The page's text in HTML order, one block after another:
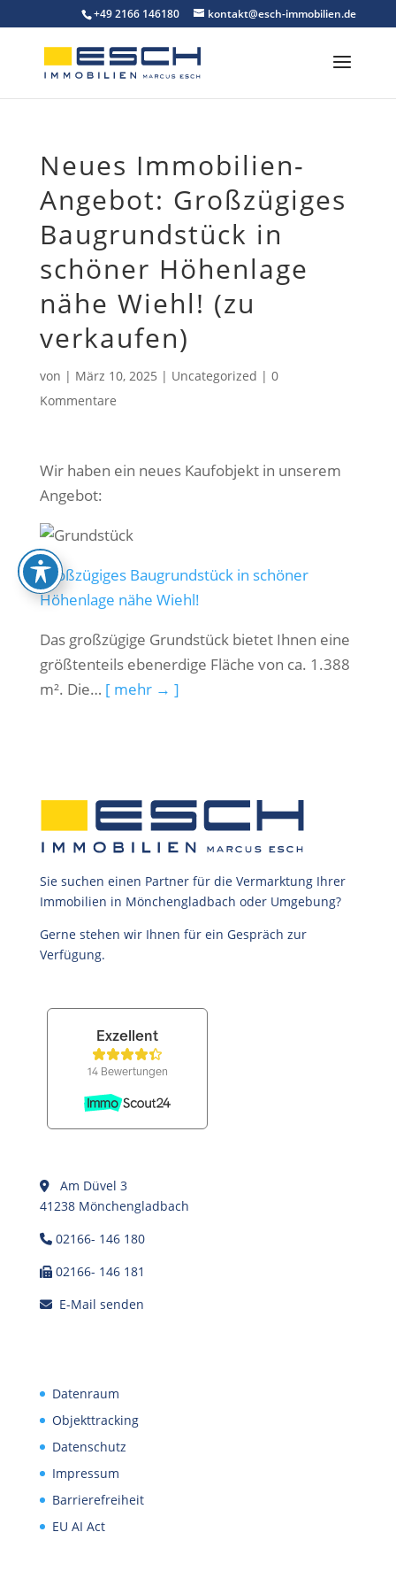
to
content
+49 2166 146180 kontakt@esch-immobilien.de
Neues Immobilien-
Angebot: Großzügiges
Baugrundstück in
schöner Höhenlage
nähe Wiehl! (zu
verkaufen)
von | März 10, 2025 | Uncategorized | 0
Kommentare
Wir haben ein neues Kaufobjekt in unserem
Angebot:
Großzügiges Baugrundstück in schöner
Höhenlage nähe Wiehl!
Das großzügige Grundstück bietet Ihnen eine
größtenteils ebenerdige Fläche von ca. 1.388
m². Die… [ mehr → ]
Sie suchen einen Partner für die Vermarktung Ihrer
Immobilien in Mönchengladbach oder Umgebung?
Gerne stehen wir Ihnen für ein Gespräch zur
Verfügung.
Am Düvel 3
41238 Mönchengladbach
02166- 146 180
02166- 146 181
E-Mail senden
Datenraum
Objekttracking
Datenschutz
Impressum
Barrierefreiheit
EU AI Act